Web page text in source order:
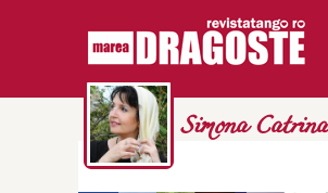
Simona Catrina